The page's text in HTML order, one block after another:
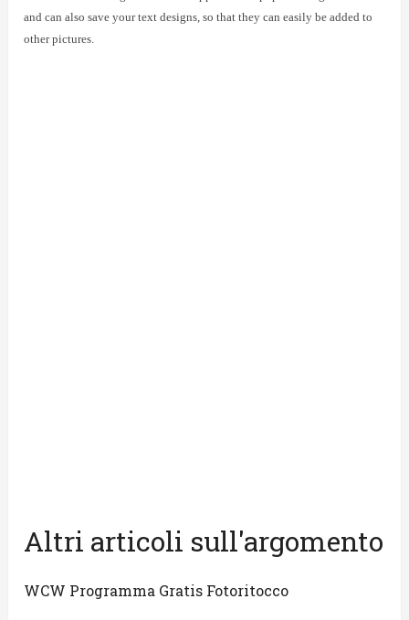
and can also save your text designs, so that they can easily be added to
other pictures.
Altri articoli sull'argomento
WCW Programma Gratis Fotoritocco